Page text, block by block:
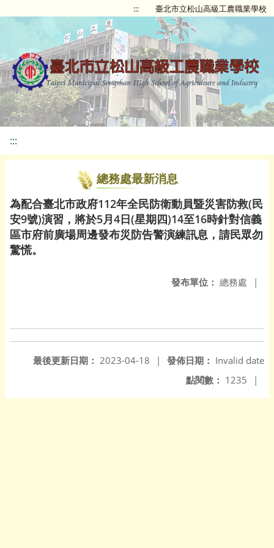
::: 臺北市立松山高級工農職業學校
:::
總務處最新消息
為配合臺北市政府112年全民防衛動員暨災害防救(民
安9號)演習，將於5月4日(星期四)14至16時針對信義
區市府前廣場周邊發布災防告警演練訊息，請民眾勿
驚慌。
發布單位： 總務處 |
發佈日期： Invalid date
最後更新日期： 2023-04-18
|
點閱數： 1235 |